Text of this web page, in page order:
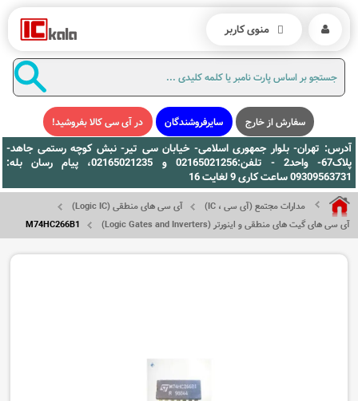
سفارش از خارج سایرفروشندگان در آی سی کالا بفروشید!
آدرس: تهران- بلوار جمهوری اسلامی- خیابان سی تیر- نبش کوچه رستمی جاهد-
پلاک67- واحد2 - تلفن:02165021256 و 02165021235، پیام رسان بله:
09309563731 ساعت کاری 9 لغایت 16
مدارات مجتمع (آی سی ، IC)
آی سی های منطقی (Logic IC)
آی سی های گیت های منطقی و اینورتر (Logic Gates and Inverters)
M74HC266B1
منوی کاربر